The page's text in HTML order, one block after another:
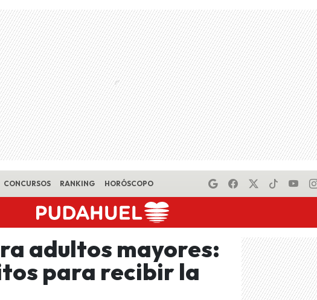
CONCURSOS RANKING HORÓSCOPO
adultos mayores:
para recibir la